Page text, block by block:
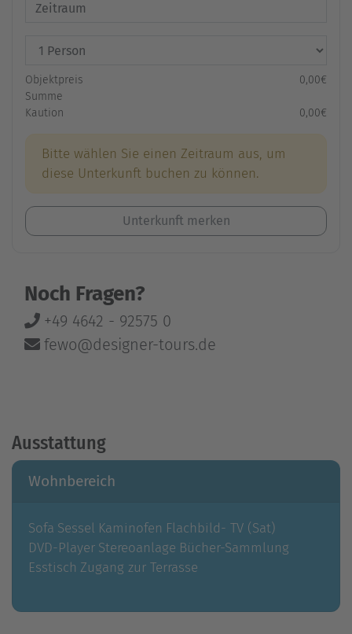
Objektpreis
0,00€
Summe
Kaution
0,00€
Bitte wählen Sie einen Zeitraum aus, um
diese Unterkunft buchen zu können.
Unterkunft merken
Noch Fragen?
+49 4642 - 92575 0
fewo@designer-tours.de
Ausstattung
Wohnbereich
Sofa Sessel Kaminofen Flachbild- TV (Sat)
DVD-Player Stereoanlage Bücher-Sammlung
Esstisch Zugang zur Terrasse